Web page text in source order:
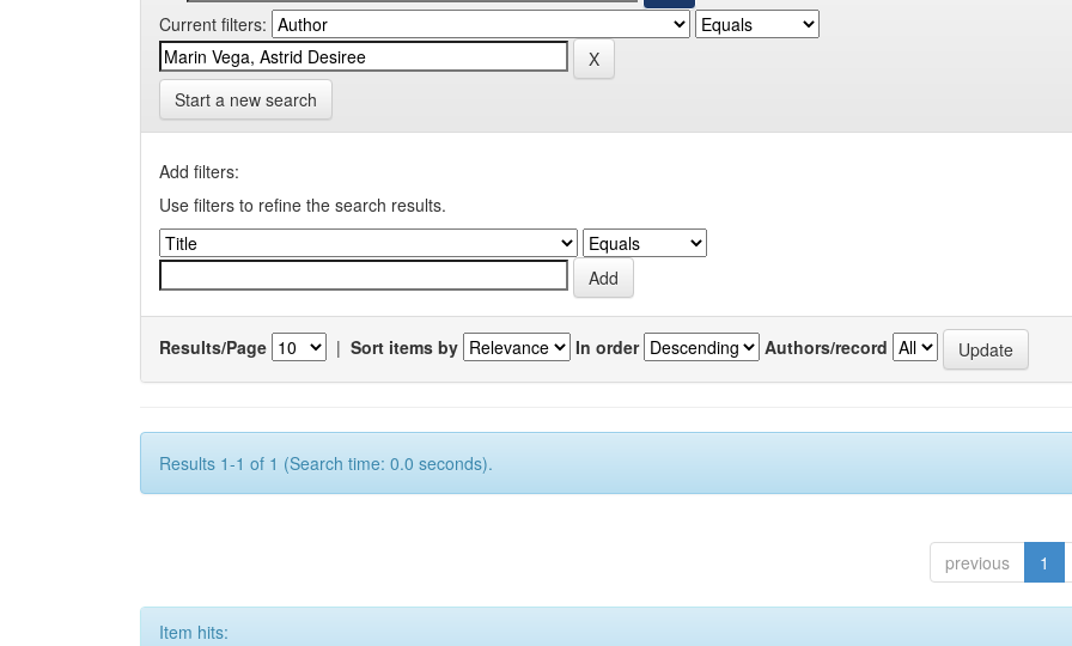
Current filters:
Start a new search
Add filters:
Use filters to refine the search results.
Results/Page | Sort items by In order Authors/record
Results 1-1 of 1 (Search time: 0.0 seconds).
previous 1
Item hits: